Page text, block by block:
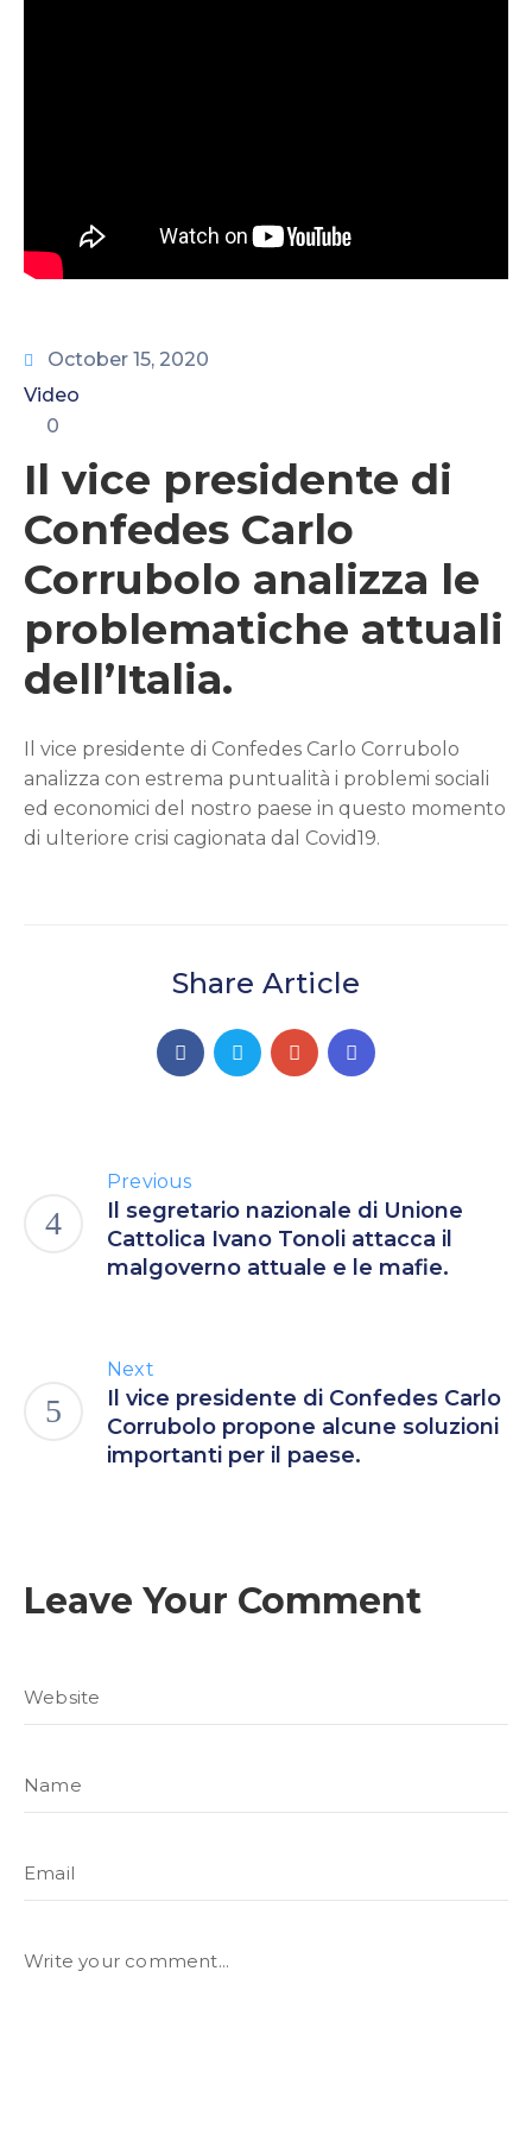
October 15, 2020
Video
0
Il vice presidente di
Confedes Carlo
Corrubolo analizza le
problematiche attuali
dell’Italia.
Il vice presidente di Confedes Carlo Corrubolo
analizza con estrema puntualità i problemi sociali
ed economici del nostro paese in questo momento
di ulteriore crisi cagionata dal Covid19.
Share Article
Previous
Il segretario nazionale di Unione
Cattolica Ivano Tonoli attacca il
malgoverno attuale e le mafie.
Next
Il vice presidente di Confedes Carlo
Corrubolo propone alcune soluzioni
importanti per il paese.
Leave Your Comment